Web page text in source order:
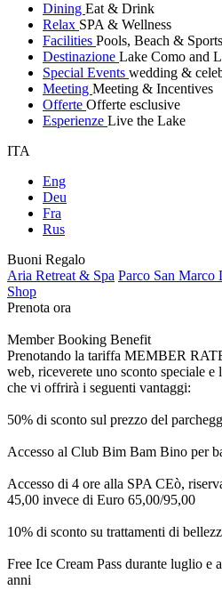
Dining Eat & Drink
Relax SPA & Wellness
Facilities Pools, Beach & Sports
Destinazione Lake Como and
Special Events wedding &
Meeting Meeting & Incentives
Offerte Offerte esclusive
Esperienze Live the Lake
ITA
Eng
Deu
Fra
Rus
Buoni Regalo
Aria Retreat & Spa Parco San Marco
Shop
Prenota ora
Member Booking Benefit
Prenotando la tariffa MEMBER
web, riceverete uno sconto speciale e
che vi offrirà i seguenti vantaggi:
50% di sconto sul prezzo del
Accesso al Club Bim Bam Bino per
Accesso di 4 ore alla SPA CEò,
45,00 invece di Euro 65,00/95,00
10% di sconto su trattamenti di
Free Ice Cream Pass durante luglio e
anni